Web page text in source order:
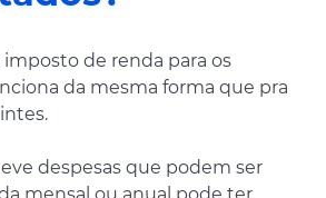
de renda para os
da mesma forma que pra
despesas que podem ser